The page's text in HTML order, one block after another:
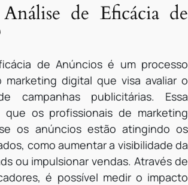
de Eficácia de
de Anúncios é um processo
marketing digital que visa avaliar o
campanhas publicitárias. Essa
que os profissionais de marketing
os anúncios estão atingindo os
como aumentar a visibilidade da
ou impulsionar vendas. Através de
é possível medir o impacto